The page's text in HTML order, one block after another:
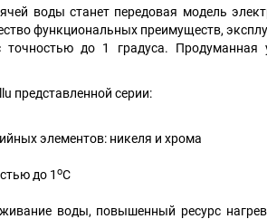
воды станет передовая модель
функциональных преимуществ,
до 1 градуса. Продуманная
представленной серии:
элементов: никеля и хрома
до 1 оС
воды, повышенный ресурс